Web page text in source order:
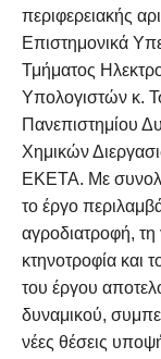
περιφερειακής
Επιστημονικά
Τμήματος
Υπολογιστών κ.
Πανεπιστημίου
Χημικών
ΕΚΕΤΑ. Με
το έργο
αγροδιατροφή, τη
κτηνοτροφία και
του έργου
δυναμικού,
νέες θέσεις